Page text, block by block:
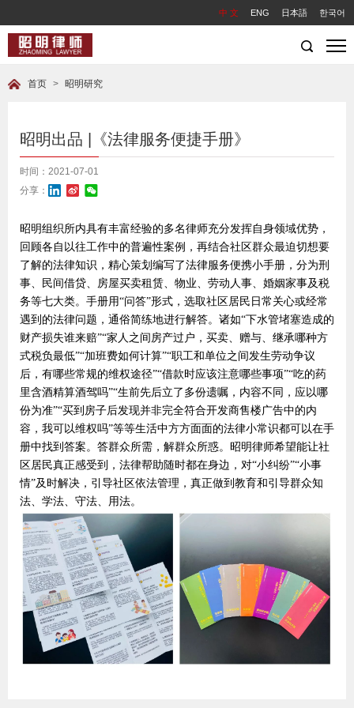
中 文 ENG 日本語 한국어
首页 > 昭明研究
昭明出品 |《法律服务便捷手册》
时间：2021-07-01
分享：
昭明组织所内具有丰富经验的多名律师充分发挥自身领域优势，
回顾各自以往工作中的普遍性案例，再结合社区群众最迫切想要
了解的法律知识，精心策划编写了法律服务便携小手册，分为刑
事、民间借贷、房屋买卖租赁、物业、劳动人事、婚姻家事及税
务等七大类。手册用“问答”形式，选取社区居民日常关心或经常
遇到的法律问题，通俗简练地进行解答。诸如“下水管堵塞造成的
财产损失谁来赔”“家人之间房产过户，买卖、赠与、继承哪种方
式税负最低”“加班费如何计算”“职工和单位之间发生劳动争议
后，有哪些常规的维权途径”“借款时应该注意哪些事项”“吃的药
里含酒精算酒驾吗”“生前先后立了多份遗嘱，内容不同，应以哪
份为准”“买到房子后发现并非完全符合开发商售楼广告中的内
容，我可以维权吗”等等生活中方方面面的法律小常识都可以在手
册中找到答案。答群众所需，解群众所惑。昭明律师希望能让社
区居民真正感受到，法律帮助随时都在身边， 对“小纠纷”“小事
情”及时解决， 引导社区依法管理， 真正做到教育和引导群众知
法、学法、守法、用法。